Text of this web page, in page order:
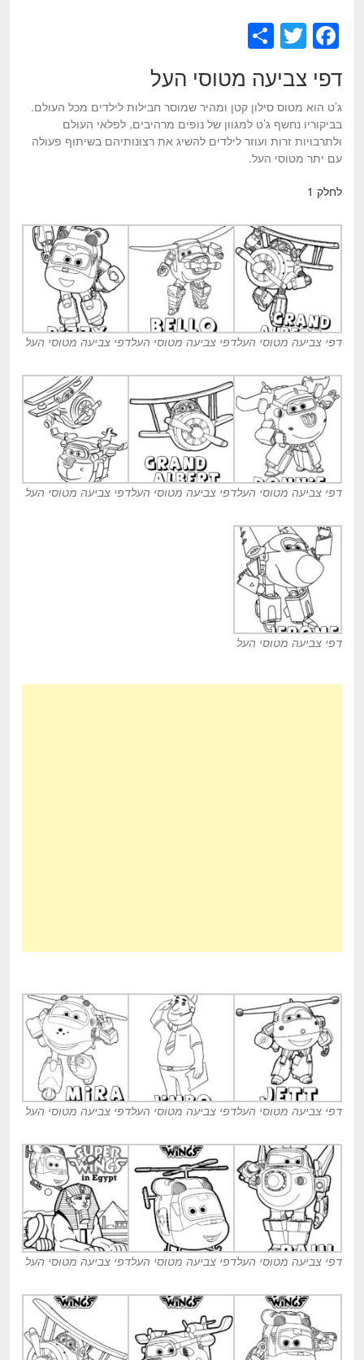
F
c
e
b
o
o
k
T
tt
er
ar
e
דפי צביעה מטוסי העל
ג’ט הוא מטוס סילון קטן ומהיר שמוסר חבילות לילדים מכל העולם.
בביקוריו נחשף ג’ט למגוון של נופים מרהיבים, לפלאי העולם
ולתרבויות זרות ועוזר לילדים להשיג את רצונותיהם בשיתוף פעולה
עם יתר מטוסי העל.
לחלק 1
דפי צביעה מטוסי העלדפי צביעה מטוסי העלדפי צביעה מטוסי העל
דפי צביעה מטוסי העלדפי צביעה מטוסי העלדפי צביעה מטוסי העל
דפי צביעה מטוסי העל
דפי צביעה מטוסי העלדפי צביעה מטוסי העלדפי צביעה מטוסי העל
דפי צביעה מטוסי העלדפי צביעה מטוסי העלדפי צביעה מטוסי העל